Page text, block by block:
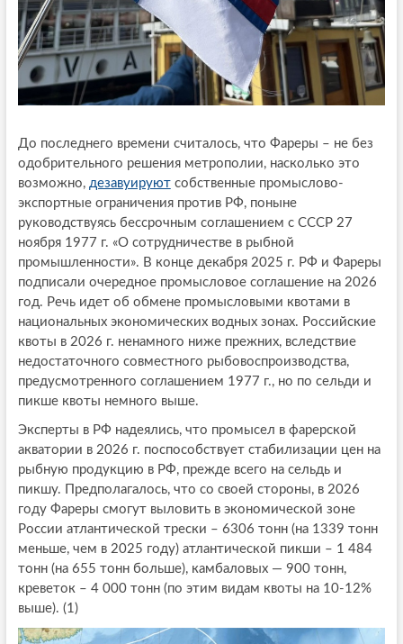
До последнего времени считалось, что Фареры – не без
одобрительного решения метрополии, насколько это
возможно, дезавуируютсобственные промыслово-
экспортные ограничения против РФ, поныне
руководствуясь бессрочным соглашением с СССР 27
ноября 1977 г. «О сотрудничестве в рыбной
промышленности». В конце декабря 2025 г. РФ и Фареры
подписали очередное промысловое соглашение на 2026
год. Речь идет об обмене промысловыми квотами в
национальных экономических водных зонах. Российские
квоты в 2026 г. ненамного ниже прежних, вследствие
недостаточного совместного рыбовоспроизводства,
предусмотренного соглашением 1977 г., но по сельди и
пикше квоты немного выше.
Эксперты в РФ надеялись, что промысел в фарерской
акватории в 2026 г. поспособствует стабилизации цен на
рыбную продукцию в РФ, прежде всего на сельдь и
пикшу. Предполагалось, что со своей стороны, в 2026
году Фареры смогут выловить в экономической зоне
России атлантической трески – 6306 тонн (на 1339 тонн
меньше, чем в 2025 году) атлантической пикши – 1 484
тонн (на 655 тонн больше), камбаловых — 900 тонн,
креветок – 4 000 тонн (по этим видам квоты на 10-12%
выше). (1)